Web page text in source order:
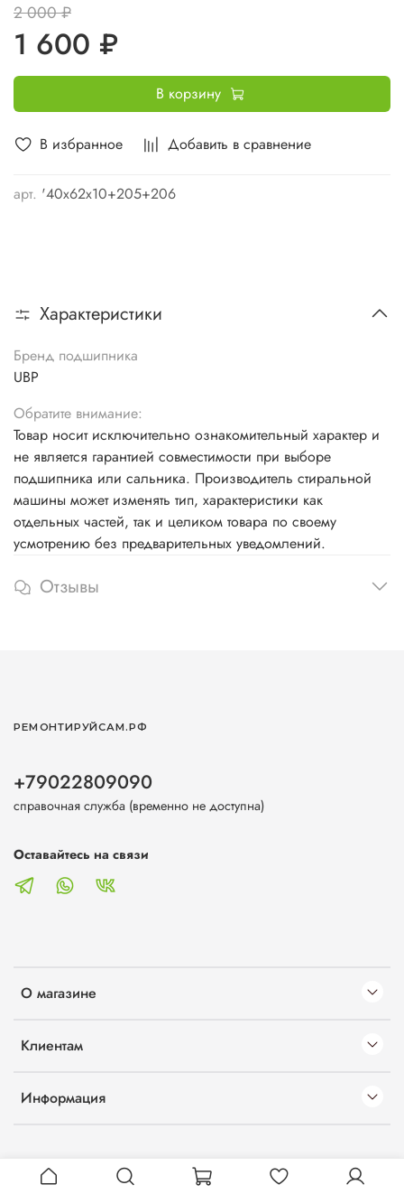
В избранное Добавить в сравнение
арт. '40х62х10+205+206
2 000 ₽
1 600 ₽
В корзину
Характеристики
Бренд подшипника
UBP
Обратите внимание:
Товар носит исключительно ознакомительный характер и
не является гарантией совместимости при выборе
подшипника или сальника. Производитель стиральной
машины может изменять тип, характеристики как
отдельных частей, так и целиком товара по своему
усмотрению без предварительных уведомлений.
Отзывы
О магазине
Клиентам
Информация
РЕМОНТИРУЙСАМ.РФ
+79022809090
справочная служба (временно не доступна)
Оставайтесь на связи